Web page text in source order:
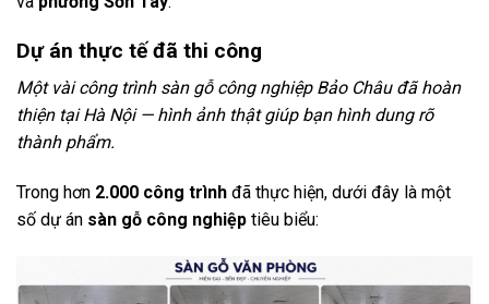
Dự án thực tế đã thi công
Một vài công trình sàn gỗ công nghiệp Bảo Châu đã hoàn
thiện tại Hà Nội — hình ảnh thật giúp bạn hình dung rõ
thành phẩm.
Trong hơn 2.000 công trình đã thực hiện, dưới đây là một
số dự án sàn gỗ công nghiệp tiêu biểu: